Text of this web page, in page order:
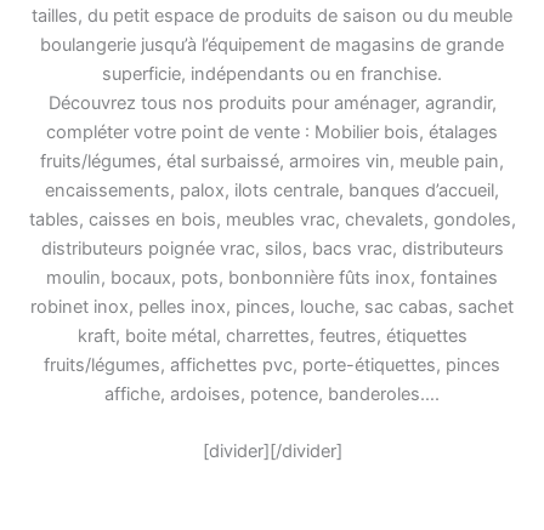
tailles, du petit espace de produits de saison ou du meuble
boulangerie jusqu’à l’équipement de magasins de grande
superficie, indépendants ou en franchise.
Découvrez tous nos produits pour aménager, agrandir,
compléter votre point de vente : Mobilier bois, étalages
fruits/légumes, étal surbaissé, armoires vin, meuble pain,
encaissements, palox, ilots centrale, banques d’accueil,
tables, caisses en bois, meubles vrac, chevalets, gondoles,
distributeurs poignée vrac, silos, bacs vrac, distributeurs
moulin, bocaux, pots, bonbonnière fûts inox, fontaines
robinet inox, pelles inox, pinces, louche, sac cabas, sachet
kraft, boite métal, charrettes, feutres, étiquettes
fruits/légumes, affichettes pvc, porte-étiquettes, pinces
affiche, ardoises, potence, banderoles….
[divider][/divider]